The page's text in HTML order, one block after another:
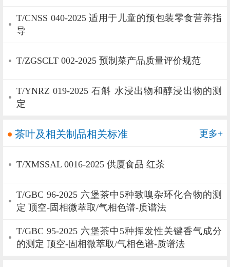
T/CNSS 040-2025 适用于儿童的预包装零食营养指
导
T/ZGSCLT 002-2025 预制菜产品质量评价规范
T/YNRZ 019-2025 石斛 水浸出物和醇浸出物的测
定
茶叶及相关制品相关标准 更多+
T/XMSSAL 0016-2025 供厦食品 红茶
T/GBC 96-2025 六堡茶中5种致嗅杂环化合物的测
定 顶空-固相微萃取/气相色谱-质谱法
T/GBC 95-2025 六堡茶中5种挥发性关键香气成分
的测定 顶空-固相微萃取/气相色谱-质谱法